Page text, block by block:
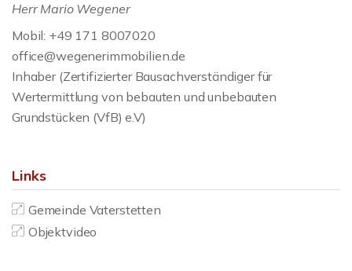
Herr Mario Wegener
Mobil: +49 171 8007020
office@wegenerimmobilien.de
Inhaber (Zertifizierter Bausachverständiger für
Wertermittlung von bebauten und unbebauten
Grundstücken (VfB) e.V)
Links
Gemeinde Vaterstetten
Objektvideo